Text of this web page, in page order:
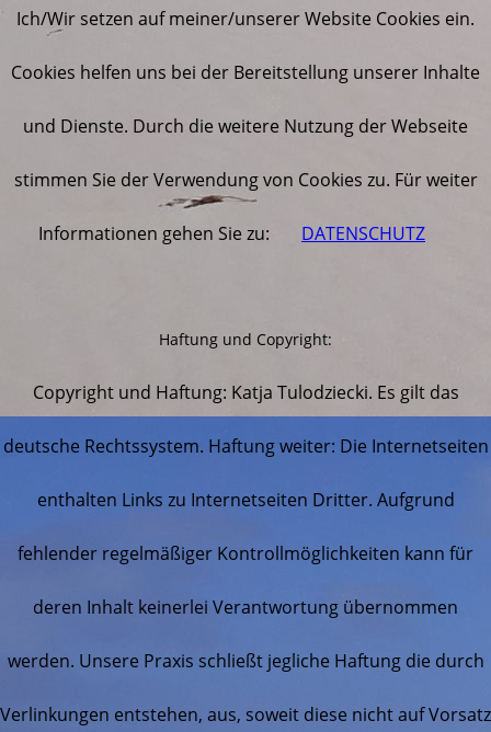
Ich/Wir setzen auf meiner/unserer Website Cookies ein.
Cookies helfen uns bei der Bereitstellung unserer Inhalte
und Dienste. Durch die weitere Nutzung der Webseite
stimmen Sie der Verwendung von Cookies zu. Für weiter
Informationen gehen Sie zu: DATENSCHUTZ
Haftung und Copyright:
Copyright und Haftung: Katja Tulodziecki. Es gilt das
deutsche Rechtssystem. Haftung weiter: Die Internetseiten
enthalten Links zu Internetseiten Dritter. Aufgrund
fehlender regelmäßiger Kontrollmöglichkeiten kann für
deren Inhalt keinerlei Verantwortung übernommen
werden. Unsere Praxis schließt jegliche Haftung die durch
Verlinkungen entstehen, aus, soweit diese nicht auf Vorsatz